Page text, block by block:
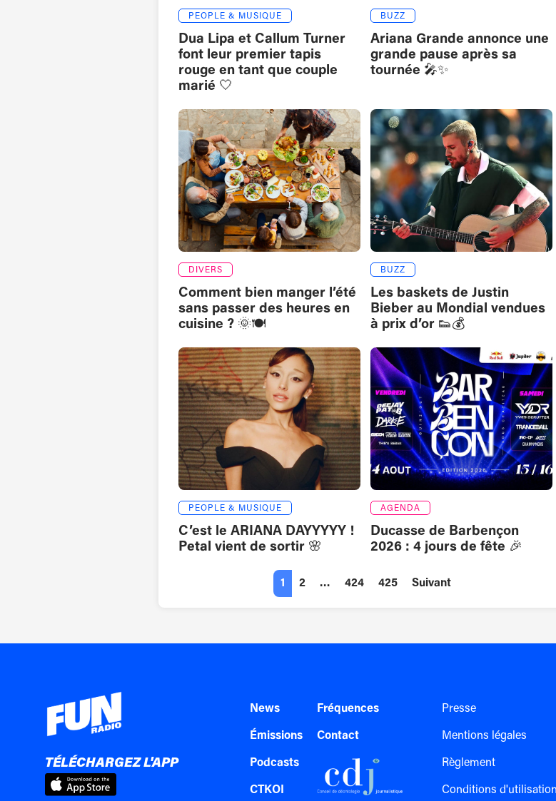
PEOPLE & MUSIQUE
Dua Lipa et Callum Turner
font leur premier tapis
rouge en tant que couple
marié 🤍
BUZZ
Ariana Grande annonce une
grande pause après sa
tournée 🎤✨
DIVERS
Comment bien manger l’été
sans passer des heures en
cuisine ? 🌞🍽️
BUZZ
Les baskets de Justin
Bieber au Mondial vendues
à prix d’or 👟💰
PEOPLE & MUSIQUE
C’est le ARIANA DAYYYYY !
Petal vient de sortir 🌸
AGENDA
Ducasse de Barbençon
2026 : 4 jours de fête 🎉
1 2 … 424 425 Suivant
TÉLÉCHARGEZ L'APP
News
Émissions
Podcasts
CTKOI
Fréquences
Contact
Presse
Mentions légales
Règlement
Conditions d'utilisation